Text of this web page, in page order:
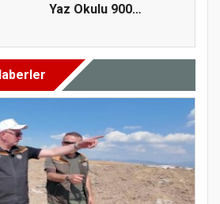
Yaz Okulu 900